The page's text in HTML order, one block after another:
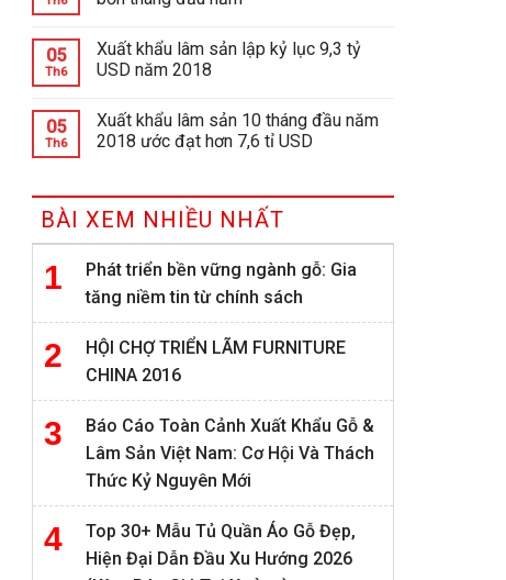
05
Th6
Xuất khẩu lâm sản lập kỷ lục 9,3 tỷ
USD năm 2018
05
Th6
Xuất khẩu lâm sản 10 tháng đầu năm
2018 ước đạt hơn 7,6 tỉ USD
BÀI XEM NHIỀU NHẤT
Phát triển bền vững ngành gỗ: Gia
tăng niềm tin từ chính sách
HỘI CHỢ TRIỂN LÃM FURNITURE
CHINA 2016
Báo Cáo Toàn Cảnh Xuất Khẩu Gỗ &
Lâm Sản Việt Nam: Cơ Hội Và Thách
Thức Kỷ Nguyên Mới
Top 30+ Mẫu Tủ Quần Áo Gỗ Đẹp,
Hiện Đại Dẫn Đầu Xu Hướng 2026